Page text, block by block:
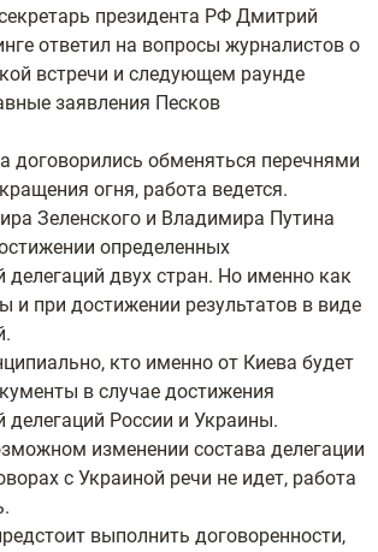
президента РФ Дмитрий
ответил на вопросы журналистов о
встречи и следующем раунде
заявления Песков
договорились обменяться перечнями
огня, работа ведется.
Зеленского и Владимира Путина
определенных
делегаций двух стран. Но именно как
и при достижении результатов в виде
кто именно от Киева будет
в случае достижения
делегаций России и Украины.
изменении состава делегации
с Украиной речи не идет, работа
выполнить договоренности,